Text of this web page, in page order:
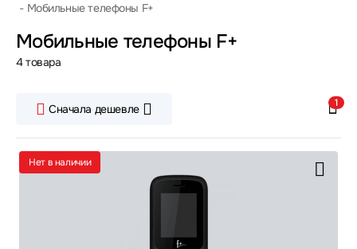
Мобильные телефоны F+
Мобильные телефоны F+
4 товара
Сначала дешевле 1
Нет в наличии